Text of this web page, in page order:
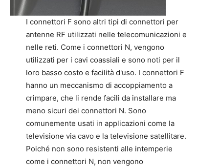
I connettori F sono altri tipi di connettori per
antenne RF utilizzati nelle telecomunicazioni e
nelle reti. Come i connettori N, vengono
utilizzati per i cavi coassiali e sono noti per il
loro basso costo e facilità d'uso. I connettori F
hanno un meccanismo di accoppiamento a
crimpare, che li rende facili da installare ma
meno sicuri dei connettori N. Sono
comunemente usati in applicazioni come la
televisione via cavo e la televisione satellitare.
Poiché non sono resistenti alle intemperie
come i connettori N, non vengono